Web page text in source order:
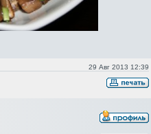
29 Авг 2013 12:39